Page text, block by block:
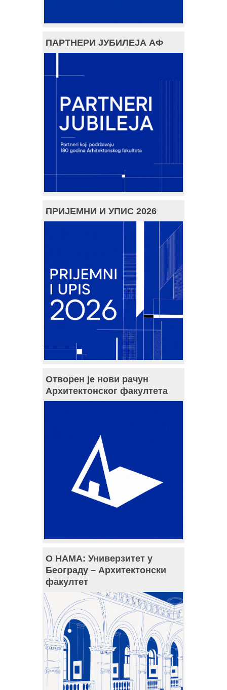
ПАРТНЕРИ ЈУБИЛЕЈА АФ
ПРИЈЕМНИ И УПИС 2026
Отворен је нови рачун
Архитектонског факултета
О НАМА: Универзитет у
Београду – Архитектонски
факултет